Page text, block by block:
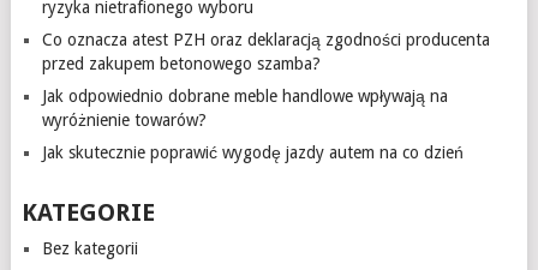
ryzyka nietrafionego wyboru
Co oznacza atest PZH oraz deklaracją zgodności producenta
przed zakupem betonowego szamba?
Jak odpowiednio dobrane meble handlowe wpływają na
wyróżnienie towarów?
Jak skutecznie poprawić wygodę jazdy autem na co dzień
KATEGORIE
Bez kategorii